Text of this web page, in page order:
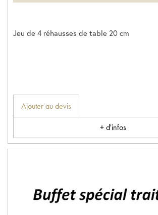
Jeu de 4 réhausses de table 20 cm
Ajouter au devis
+ d'infos